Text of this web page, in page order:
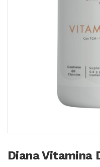
Diana Vitamina